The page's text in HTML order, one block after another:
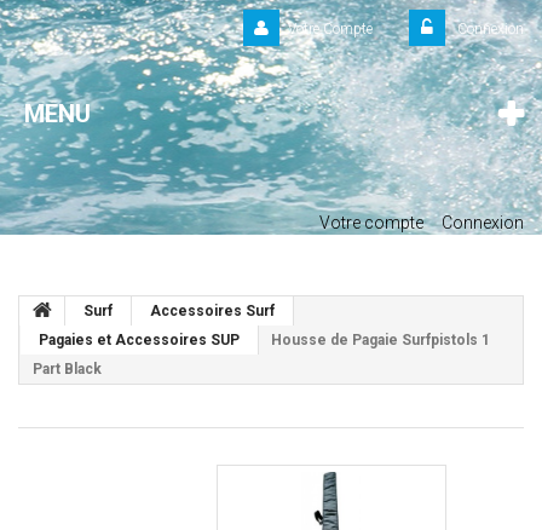
Connexion
Votre Compte
MENU
Votre compte Connexion
Surf
Accessoires Surf
Pagaies et Accessoires SUP
Housse de Pagaie Surfpistols 1
Part Black